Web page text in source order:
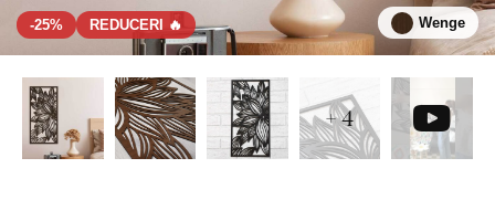
-25% REDUCERI 🔥 Wenge
+ 4